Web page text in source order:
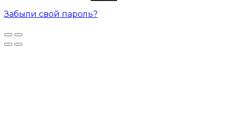
Забыли свой пароль?